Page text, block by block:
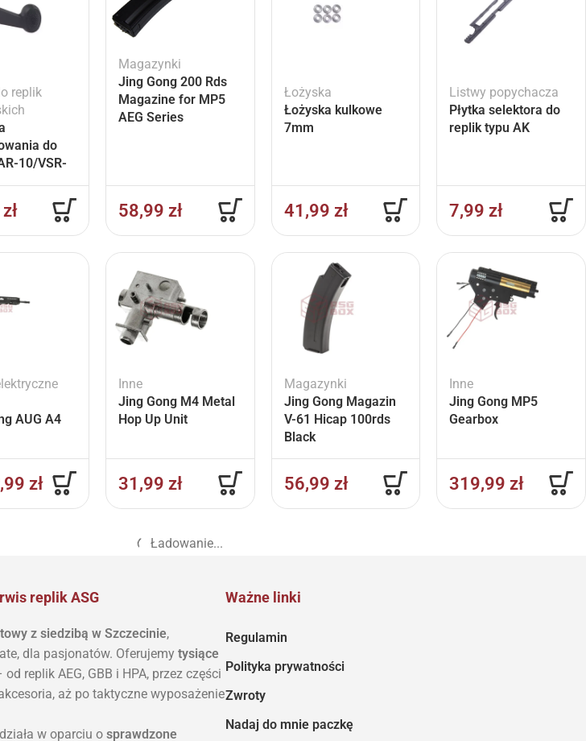
replik
do
10/VSR-
zł
Magazynki
Jing Gong 200 Rds
Magazine for MP5
AEG Series
58,99zł
Łożyska
Łożyska kulkowe
7mm
41,99 zł
Listwy popychacza
Płytka selektora do
replik typu AK
7,99zł
AUG A4
zł
Inne
Jing Gong M4 Metal
Hop Up Unit
31,99zł
Magazynki
Jing Gong Magazin
V-61 Hicap 100rds
Black
56,99 zł
Inne
Jing Gong MP5
Gearbox
319,99zł
Ładowanie...
replik ASG
z siedzibą w Szczecinie,
dla pasjonatów. Oferujemy tysiące
replik AEG, GBB i HPA, przez części
aż po taktyczne wyposażenie
w oparciu o sprawdzone
Ważne linki
Regulamin
Polityka prywatności
Zwroty
Nadaj do mnie paczkę